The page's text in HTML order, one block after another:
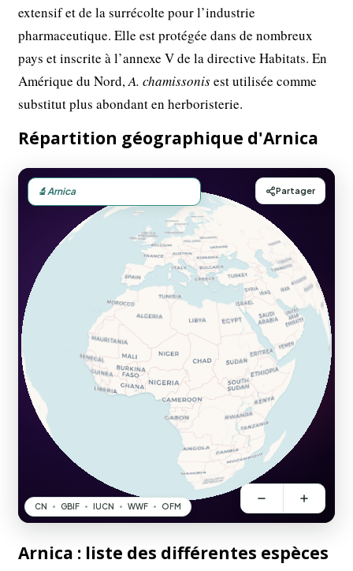
extensif et de la surrécolte pour l’industrie
pharmaceutique. Elle est protégée dans de nombreux
pays et inscrite à l’annexe V de la directive Habitats. En
Amérique du Nord,A. chamissonisest utilisée comme
substitut plus abondant en herboristerie.
Répartition géographique d'Arnica
Arnica : liste des différentes espèces